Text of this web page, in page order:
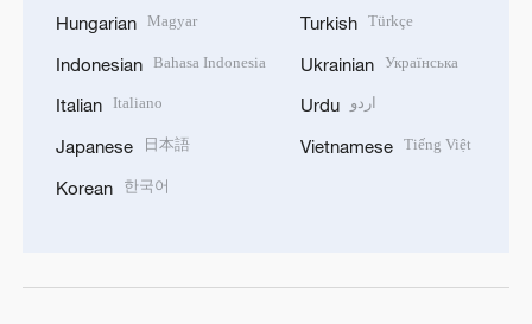
Hungarian Magyar
Indonesian Bahasa Indonesia
Italian Italiano
Japanese 日本語
Korean 한국어
Turkish Türkçe
Ukrainian Українська
Urdu اردو
Vietnamese Tiếng Việt